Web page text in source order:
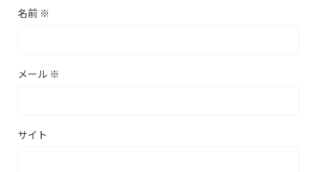
名前 ※
メール ※
サイト